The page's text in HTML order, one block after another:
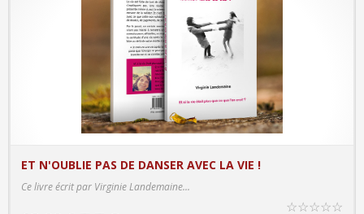
ET N'OUBLIE PAS DE DANSER AVEC LA VIE !
Ce livre écrit par Virginie Landemaine...
☆☆☆☆☆